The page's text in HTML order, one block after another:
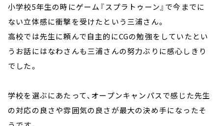
小学校5年生の時にゲーム『スプラトゥーン』で今までに
ない立体感に衝撃を受けたという三浦さん。
高校では先生に頼んで自主的にCGの勉強をしていたとい
うお話にはなわさんも三浦さんの努力ぶりに感心しきり
でした。
学校を選ぶにあたって、オープンキャンパスで感じた先生
の対応の良さや雰囲気の良さが最大の決め手になったそ